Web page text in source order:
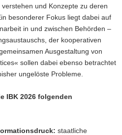
und Konzepte zu deren
besonderer Fokus liegt dabei auf
in und zwischen Behörden –
der kooperativen
Ausgestaltung von
sollen dabei ebenso betrachtet
ungelöste Probleme.
IBK 2026 folgenden
staatliche